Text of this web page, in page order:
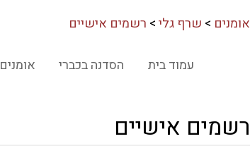
אומנים > שרף גלי> רשמים אישיים
אומנים הסדנה בכברי עמוד בית
רשמים אישיים